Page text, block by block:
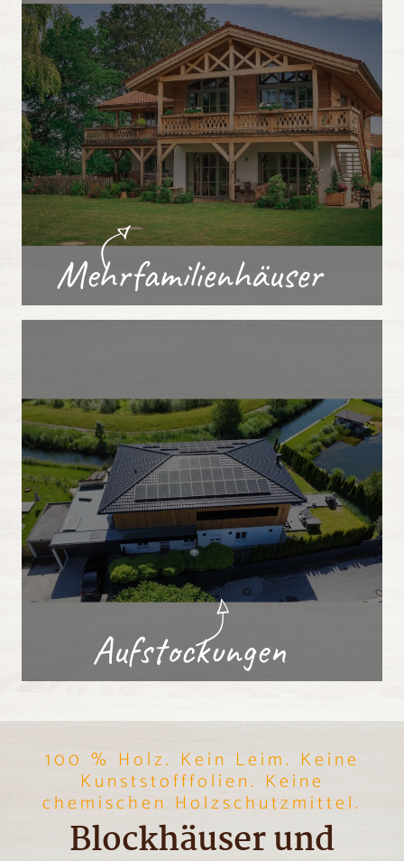
Mehrfamilienhäuser
Aufstockungen
Blockhäuser und
100 % Holz. Kein Leim. Keine
Kunststofffolien. Keine
chemischen Holzschutzmittel.